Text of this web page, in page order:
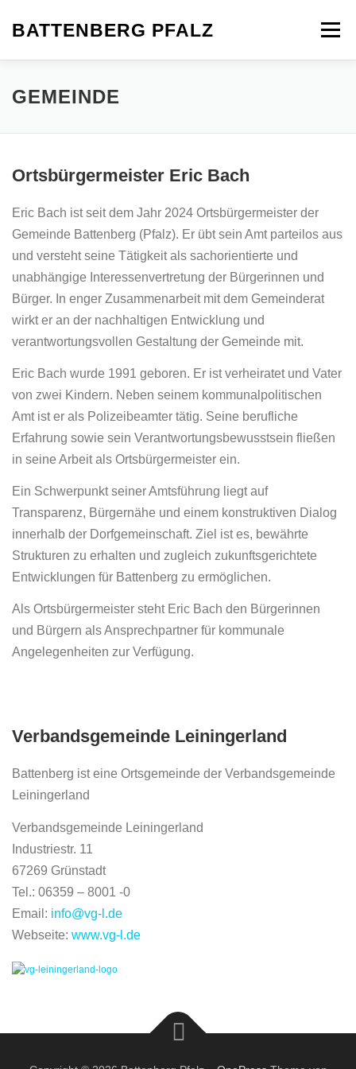
BATTENBERG PFALZ Menü
UNSER DORF
KONTAKT UND INFORMATION
GEMEINDE
Ortsbürgermeister Eric Bach
Eric Bach ist seit dem Jahr 2024 Ortsbürgermeister der
Gemeinde Battenberg (Pfalz). Er übt sein Amt parteilos aus
und versteht seine Tätigkeit als sachorientierte und
unabhängige Interessenvertretung der Bürgerinnen und
Bürger. In enger Zusammenarbeit mit dem Gemeinderat
wirkt er an der nachhaltigen Entwicklung und
verantwortungsvollen Gestaltung der Gemeinde mit.
Eric Bach wurde 1991 geboren. Er ist verheiratet und Vater
von zwei Kindern. Neben seinem kommunalpolitischen
Amt ist er als Polizeibeamter tätig. Seine berufliche
Erfahrung sowie sein Verantwortungsbewusstsein fließen
in seine Arbeit als Ortsbürgermeister ein.
Ein Schwerpunkt seiner Amtsführung liegt auf
Transparenz, Bürgernähe und einem konstruktiven Dialog
innerhalb der Dorfgemeinschaft. Ziel ist es, bewährte
Strukturen zu erhalten und zugleich zukunftsgerichtete
Entwicklungen für Battenberg zu ermöglichen.
Als Ortsbürgermeister steht Eric Bach den Bürgerinnen
und Bürgern als Ansprechpartner für kommunale
Angelegenheiten zur Verfügung.
Verbandsgemeinde Leiningerland
Battenberg ist eine Ortsgemeinde der Verbandsgemeinde
Leiningerland
Verbandsgemeinde Leiningerland
Industriestr. 11
67269 Grünstadt
Tel.: 06359 – 8001 -0
Email: info@vg-l.de
Webseite: www.vg-l.de